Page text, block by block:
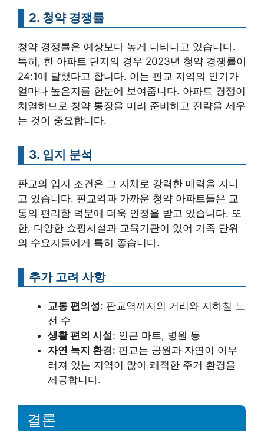
2. 청약 경쟁률
청약 경쟁률은 예상보다 높게 나타나고 있습니다.
특히, 한 아파트 단지의 경우 2023년 청약 경쟁률이
24:1에 달했다고 합니다. 이는 판교 지역의 인기가
얼마나 높은지를 한눈에 보여줍니다. 아파트 경쟁이
치열하므로 청약 통장을 미리 준비하고 전략을 세우
는 것이 중요합니다.
3. 입지 분석
판교의 입지 조건은 그 자체로 강력한 매력을 지니
고 있습니다. 판교역과 가까운 청약 아파트들은 교
통의 편리함 덕분에 더욱 인정을 받고 있습니다. 또
한, 다양한 쇼핑시설과 교육기관이 있어 가족 단위
의 수요자들에게 특히 좋습니다.
추가 고려 사항
교통 편의성: 판교역까지의 거리와 지하철 노
선 수
생활 편의 시설: 인근 마트, 병원 등
자연 녹지 환경: 판교는 공원과 자연이 어우
러져 있는 지역이 많아 쾌적한 주거 환경을
제공합니다.
결론